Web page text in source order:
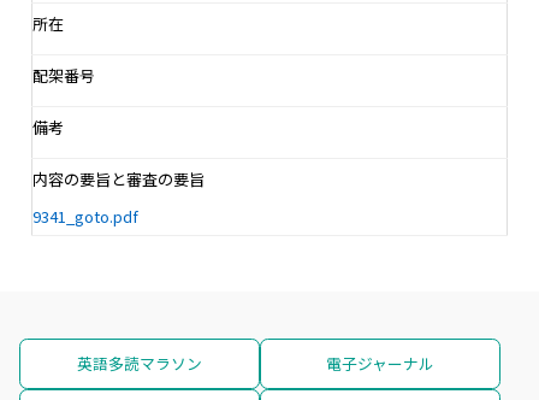
所在
配架番号
備考
内容の要旨と審査の要旨
9341_goto.pdf
英語多読マラソン 電子ジャーナル